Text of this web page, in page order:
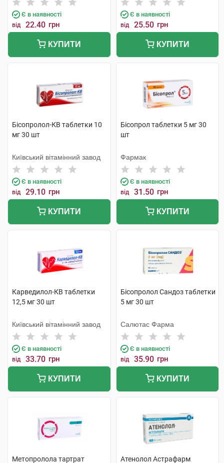
Є в наявності
від 22.40 грн
КУПИТИ
Є в наявності
від 25.50 грн
КУПИТИ
Бісопролол-КВ таблетки 10
мг 30 шт
Київський вітамінний завод
Є в наявності
від 29.10 грн
КУПИТИ
Бісопрол таблетки 5 мг 30
шт
Фармак
Є в наявності
від 31.50 грн
КУПИТИ
Карведилол-КВ таблетки
12,5 мг 30 шт
Київський вітамінний завод
Є в наявності
від 33.70 грн
КУПИТИ
Бісопролол Сандоз таблетки
5 мг 30 шт
Салютас Фарма
Є в наявності
від 35.90 грн
КУПИТИ
Метопролола тартрат Атенолол Астрафарм